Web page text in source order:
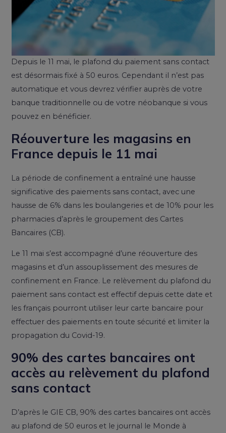
Depuis le 11 mai, le plafond du paiement sans contact
est désormais fixé à 50 euros. Cependant il n’est pas
automatique et vous devrez vérifier auprès de votre
banque traditionnelle ou de votre néobanque si vous
pouvez en bénéficier.
Réouverture les magasins en
France depuis le 11 mai
La période de confinement a entraîné une hausse
significative des paiements sans contact, avec une
hausse de 6% dans les boulangeries et de 10% pour les
pharmacies d’après le groupement des Cartes
Bancaires (CB).
Le 11 mai s’est accompagné d’une réouverture des
magasins et d’un assouplissement des mesures de
confinement en France. Le relèvement du plafond du
paiement sans contact est effectif depuis cette date et
les français pourront utiliser leur carte bancaire pour
effectuer des paiements en toute sécurité et limiter la
propagation du Covid-19.
90% des cartes bancaires ont
accès au relèvement du plafond
sans contact
D’après le GIE CB, 90% des cartes bancaires ont accès
au plafond de 50 euros et le journal le Monde à